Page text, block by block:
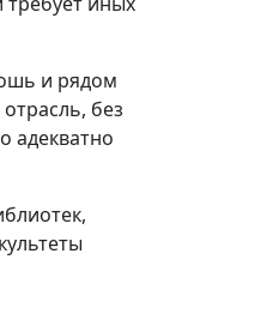
и рядом
без
адекватно